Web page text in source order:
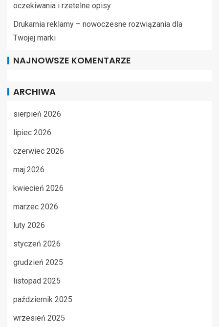
oczekiwania i rzetelne opisy
Drukarnia reklamy – nowoczesne rozwiązania dla
Twojej marki
NAJNOWSZE KOMENTARZE
ARCHIWA
sierpień 2026
lipiec 2026
czerwiec 2026
maj 2026
kwiecień 2026
marzec 2026
luty 2026
styczeń 2026
grudzień 2025
listopad 2025
październik 2025
wrzesień 2025